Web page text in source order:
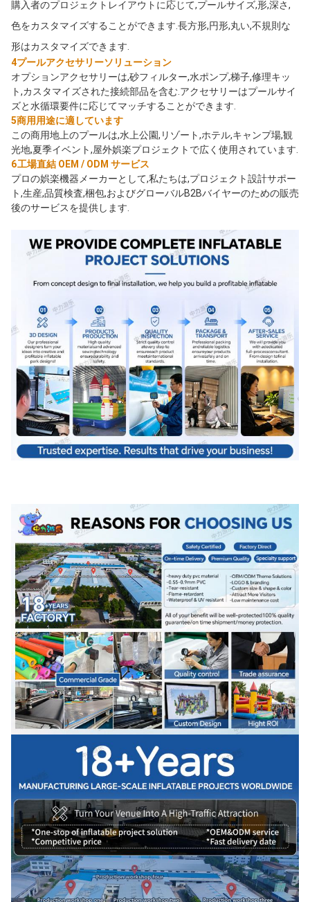
購入者のプロジェクトレイアウトに応じて,プールサイズ,形,深さ,
色をカスタマイズすることができます.長方形,円形,丸い,不規則な
形はカスタマイズできます.
4プールアクセサリーソリューション
オプションアクセサリーは,砂フィルター,水ポンプ,梯子,修理キッ
ト,カスタマイズされた接続部品を含む.アクセサリーはプールサイ
ズと水循環要件に応じてマッチすることができます.
5商用用途に適しています
この商用地上のプールは,水上公園,リゾート,ホテル,キャンプ場,観
光地,夏季イベント,屋外娯楽プロジェクトで広く使用されています.
6工場直結 OEM / ODM サービス
プロの娯楽機器メーカーとして,私たちは,プロジェクト設計サポー
ト,生産,品質検査,梱包,およびグローバルB2Bバイヤーのための販売
後のサービスを提供します.